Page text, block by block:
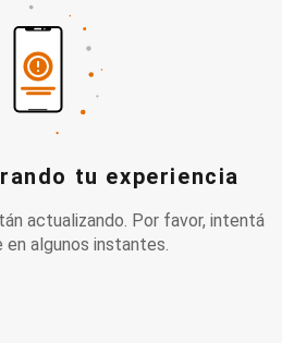
tu experiencia
actualizando. Por favor, intentá
en algunos instantes.